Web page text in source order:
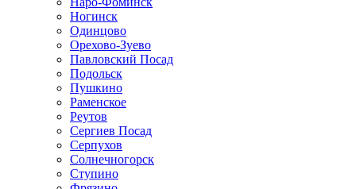
Ногинск
Одинцово
Орехово-Зуево
Павловский Посад
Подольск
Пушкино
Раменское
Реутов
Сергиев Посад
Серпухов
Солнечногорск
Ступино